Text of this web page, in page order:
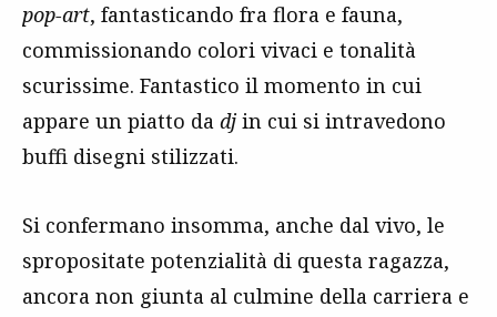
pop-art, fantasticando fra flora e fauna,
commissionando colori vivaci e tonalità
scurissime. Fantastico il momento in cui
appare un piatto da dj in cui si intravedono
buffi disegni stilizzati.
Si confermano insomma, anche dal vivo, le
spropositate potenzialità di questa ragazza,
ancora non giunta al culmine della carriera e